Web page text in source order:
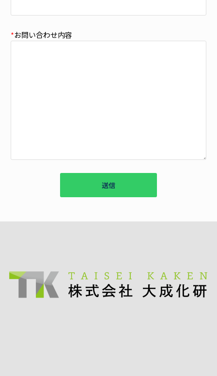
*お問い合わせ内容